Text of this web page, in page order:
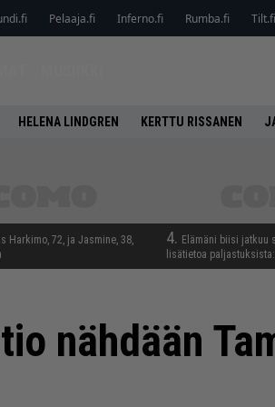
Pelaaja.fi Inferno.fi Rumba.fi Tilt.fi
HELENA LINDGREN KERTTU RISSANEN
Harkimo, 72, ja Jasmine, 38,
4. Elämäni biisi jatkuu
lisätietoa
nähdään